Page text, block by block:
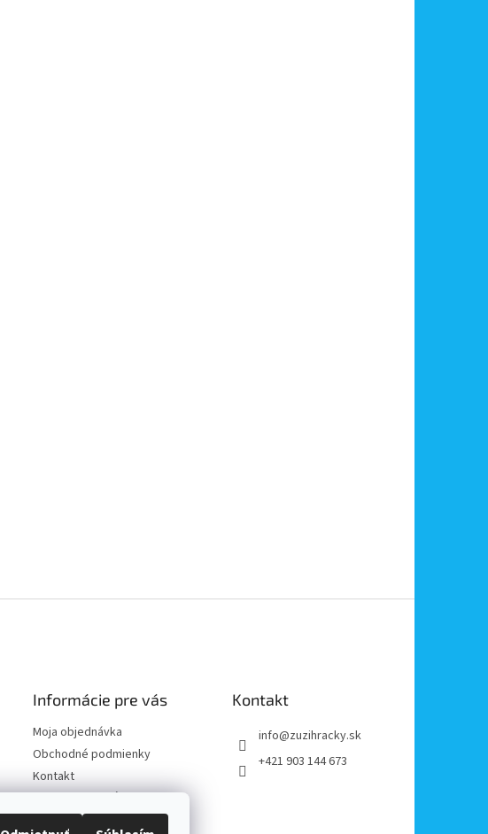
Informácie pre vás
Moja objednávka
Obchodné podmienky
Kontakt
Doprava a platba
Kontakt
info@zuzihracky.sk
+421 903 144 673